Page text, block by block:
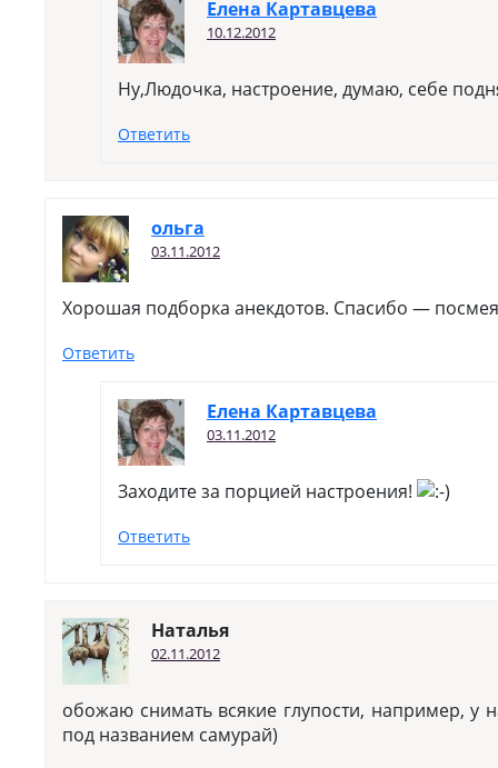
Елена Картавцева
10.12.2012
Ну,Людочка, настроение, думаю, себе
Ответить
ольга
03.11.2012
Хорошая подборка анекдотов. Спасибо —
Ответить
Елена Картавцева
03.11.2012
Заходите за порцией настроения!
Ответить
Наталья
02.11.2012
обожаю снимать всякие глупости, например, у
под названием самурай)